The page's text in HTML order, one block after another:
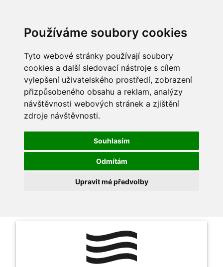
Používáme soubory cookies
Tyto webové stránky používají soubory
cookies a další sledovací nástroje s cílem
vylepšení uživatelského prostředí, zobrazení
přizpůsobeného obsahu a reklam, analýzy
návštěvnosti webových stránek a zjištění
zdroje návštěvnosti.
Souhlasím
Odmítám
Upravit mé předvolby